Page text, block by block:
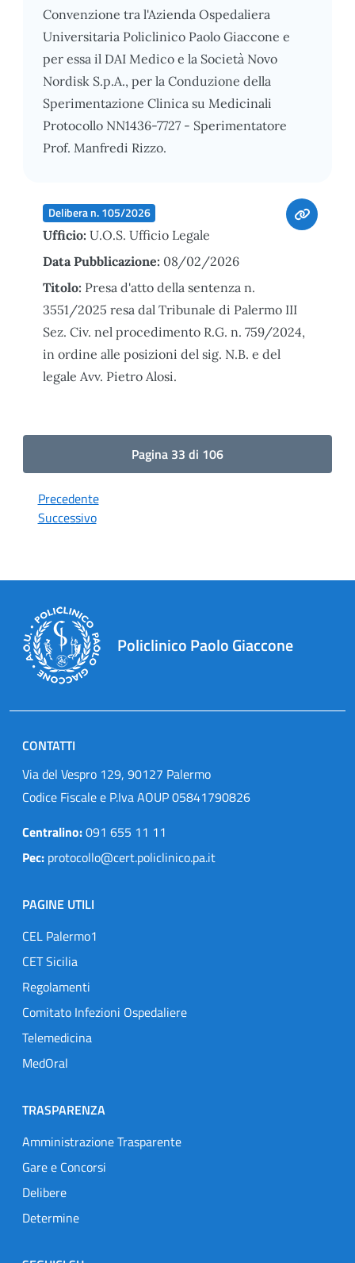
Convenzione tra l'Azienda Ospedaliera
Universitaria Policlinico Paolo Giaccone e
per essa il DAI Medico e la Società Novo
Nordisk S.p.A., per la Conduzione della
Sperimentazione Clinica su Medicinali
Protocollo NN1436-7727 - Sperimentatore
Prof. Manfredi Rizzo.
Delibera n. 105/2026
Ufficio: U.O.S. Ufficio Legale
Data Pubblicazione: 08/02/2026
Titolo: Presa d'atto della sentenza n.
3551/2025 resa dal Tribunale di Palermo III
Sez. Civ. nel procedimento R.G. n. 759/2024,
in ordine alle posizioni del sig. N.B. e del
legale Avv. Pietro Alosi.
Pagina 33 di 106
Precedente
Successivo
Policlinico Paolo Giaccone
CONTATTI
Via del Vespro 129, 90127 Palermo
Codice Fiscale e P.Iva AOUP 05841790826
Centralino:091 655 11 11
Pec: protocollo@cert.policlinico.pa.it
PAGINE UTILI
CEL Palermo1
CET Sicilia
Regolamenti
Comitato Infezioni Ospedaliere
Telemedicina
MedOral
TRASPARENZA
Amministrazione Trasparente
Gare e Concorsi
Delibere
Determine